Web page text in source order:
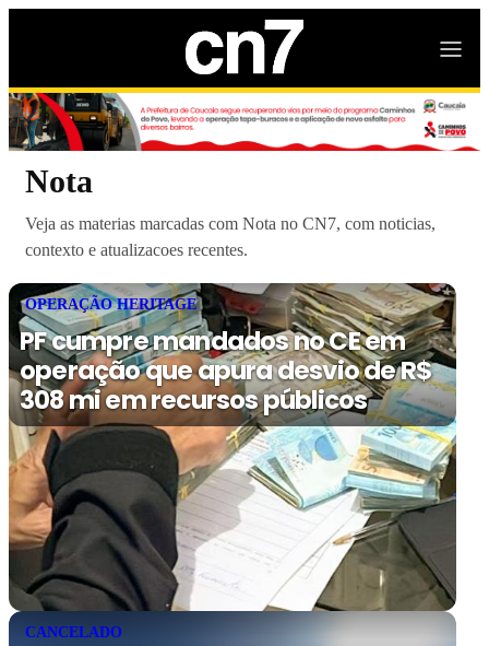
Nota
Veja as materias marcadas com Nota no CN7, com noticias,
contexto e atualizacoes recentes.
OPERAÇÃO HERITAGE
PF cumpre mandados no CE em
operação que apura desvio de R$
308 mi em recursos públicos
CANCELADO